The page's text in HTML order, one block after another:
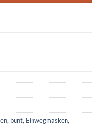
, bunt, Einwegmasken,